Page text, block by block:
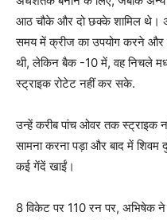
आठ चौके और दो छक्के शामिल थे।
समय में क्रीज का उपयोग करने और
थी, लेकिन बैक -10 में, वह निचले
स्ट्राइक रोटेट नहीं कर सके.
उन्हें करीब पांच ओवर तक स्ट्राइक
सामना करना पड़ा और बाद में
कई गेंदें खाईं।
8 विकेट पर 110 रन पर, अभिषेक